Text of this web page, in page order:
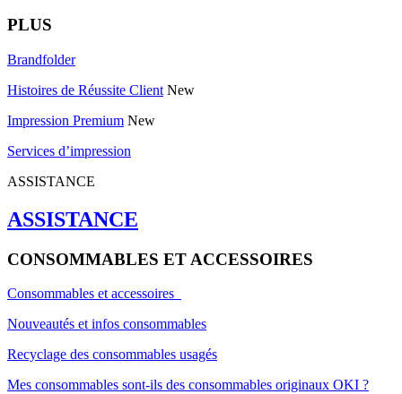
PLUS
Brandfolder
Histoires de Réussite Client New
Impression Premium New
Services d’impression
ASSISTANCE
ASSISTANCE
CONSOMMABLES ET ACCESSOIRES
Consommables et accessoires
Nouveautés et infos consommables
Recyclage des consommables usagés
Mes consommables sont-ils des consommables originaux OKI ?